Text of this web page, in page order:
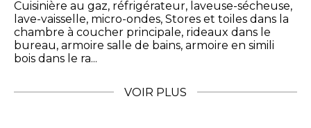
Cuisinière au gaz, réfrigérateur, laveuse-sécheuse,
lave-vaisselle, micro-ondes, Stores et toiles dans la
chambre à coucher principale, rideaux dans le
bureau, armoire salle de bains, armoire en simili
bois dans le ra...
VOIR PLUS